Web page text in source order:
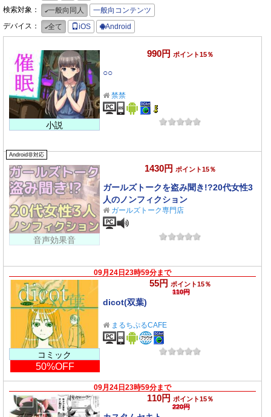
検索対象：
一般向同人
一般向コンテンツ
デバイス：
全て iOS Android
小説
990円 ポイント15％
○○
禁禁
Android非対応
音声効果音
1430円 ポイント15％
ガールズトークを盗み聞き!?20代女性3
人のノンフィクション
ガールズトーク専門店
09月24日23時59分まで
コミック
50%OFF
55円 ポイント15％
110円
dicot(双葉)
まるちぷるCAFE
09月24日23時59分まで
110円 ポイント15％
220円